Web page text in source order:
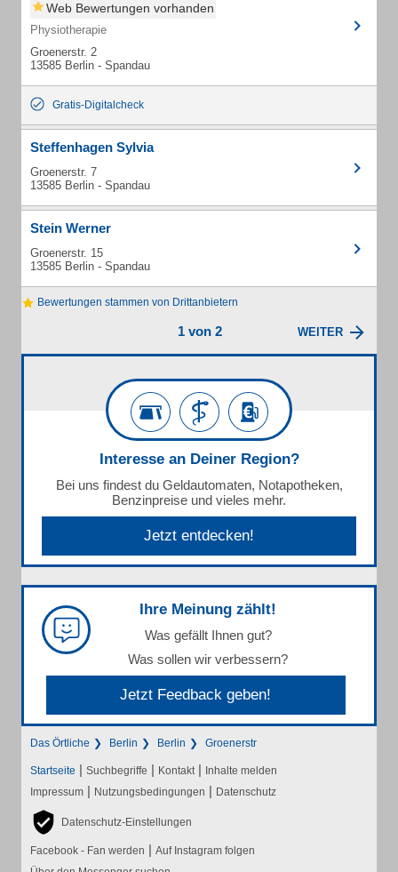
Web Bewertungen vorhanden
Physiotherapie
Groenerstr. 2
13585 Berlin - Spandau
Gratis-Digitalcheck
Steffenhagen Sylvia
Groenerstr. 7
13585 Berlin - Spandau
Stein Werner
Groenerstr. 15
13585 Berlin - Spandau
Bewertungen stammen von Drittanbietern
1 von 2 WEITER
Interesse an Deiner Region?
Bei uns findest du Geldautomaten, Notapotheken,
Benzinpreise und vieles mehr.
Jetzt entdecken!
Ihre Meinung zählt!
Was gefällt Ihnen gut?
Was sollen wir verbessern?
Jetzt Feedback geben!
Das Örtliche Berlin Berlin Groenerstr
Startseite | Suchbegriffe | Kontakt | Inhalte melden
Impressum | Nutzungsbedingungen | Datenschutz
Datenschutz-Einstellungen
Facebook - Fan werden | Auf Instagram folgen